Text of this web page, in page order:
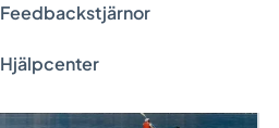
Feedbackstjärnor
Hjälpcenter